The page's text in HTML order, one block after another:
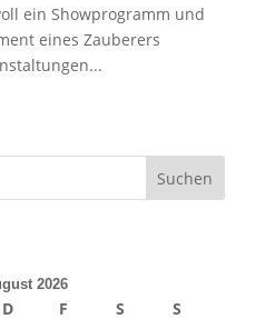
ein Showprogramm und
eines Zauberers
2026
D F S
S